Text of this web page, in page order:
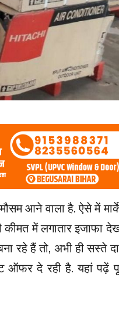
आने वाला है. ऐसे में
में लगातार इजाफा
रहे हैं तो, अभी ही सस्ते
ऑफर दे रही है. यहां पढ़ें